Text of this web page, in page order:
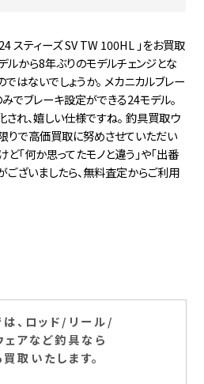
スティーズ SV TW 100HL 」をお買取
ルから8年ぶりのモデルチェンジとな
はないでしょうか。 メカニカルブレー
みでブレーキ設定ができる24モデル。
れ、嬉しい仕様ですね。 釣具買取ウ
りで高価買取に努めさせていただい
「何か思ってたモノと違う」や「出番
ございましたら、無料査定からご利用
、ロッド/リール/
アなど釣具なら
取いたします。